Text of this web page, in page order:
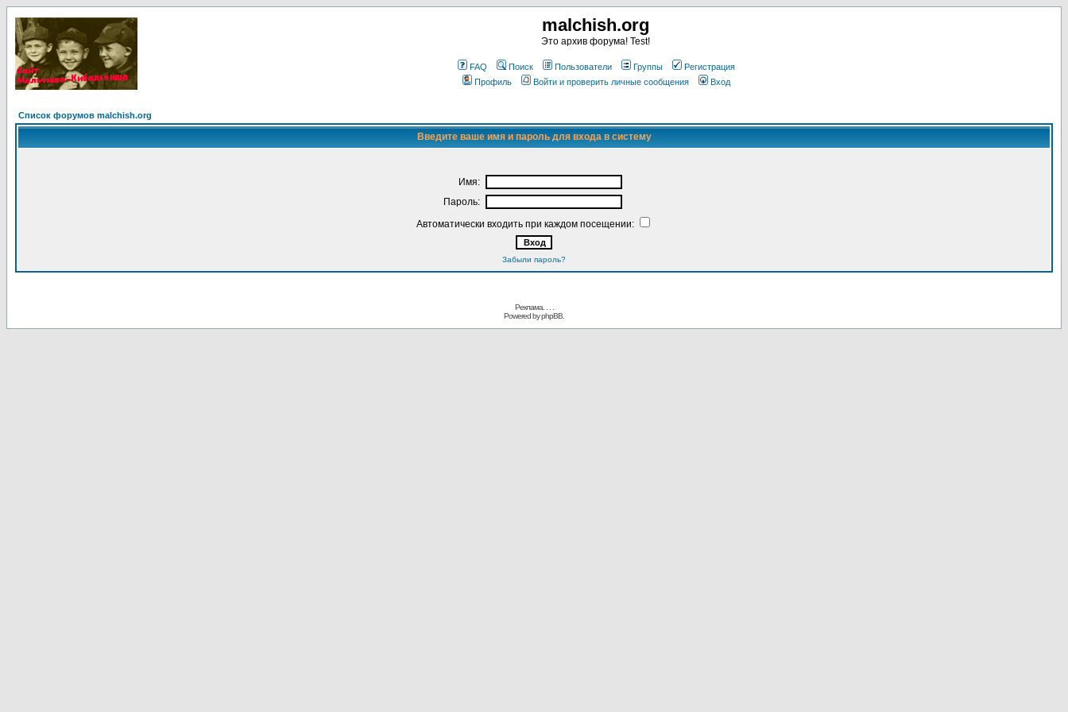
malchish.org
Это архив форума! Test!
FAQ Поиск Пользователи Группы
Регистрация
Профиль
Войти и проверить личные сообщения Вход
Список форумов malchish.org
Введите ваше имя и пароль для входа в систему
Имя:
Пароль:
Автоматически входить при каждом посещении:
Забыли пароль?
Реклама. . .
Powered byphpBB.